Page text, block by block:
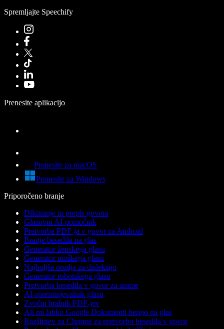
Spremljajte Speechify
Prenesite aplikacijo
Prenesite za macOS
Prenesite za Windows
Priporočeno branje
Diktiranje in prepis govora
Glasovni AI-pomočnik
Pretvorba PDF-ja v govor za Android
Branje besedila na glas
Generator ženskega glasu
Generator moškega glasu
Najboljša orodja za disleksijo
Generator robotskega glasu
Pretvorba besedila v govor za anime
AI-spreminjevalnik glasu
Zvočni bralnik PDF-jev
Ali mi lahko Google Dokumenti berejo na glas
Razširitev za Chrome za pretvorbo besedila v govor